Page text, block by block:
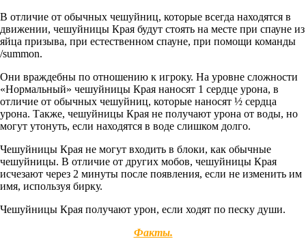
В отличие от обычных чешуйниц, которые всегда находятся в
движении, чешуйницы Края будут стоять на месте при спауне из
яйца призыва, при естественном спауне, при помощи команды
/summon.
Они враждебны по отношению к игроку. На уровне сложности
«Нормальный» чешуйницы Края наносят 1 сердце урона, в
отличие от обычных чешуйниц, которые наносят ½ сердца
урона. Также, чешуйницы Края не получают урона от воды, но
могут утонуть, если находятся в воде слишком долго.
Чешуйницы Края не могут входить в блоки, как обычные
чешуйницы. В отличие от других мобов, чешуйницы Края
исчезают через 2 минуты после появления, если не изменить им
имя, используя бирку.
Чешуйницы Края получают урон, если ходят по песку души.
Факты.